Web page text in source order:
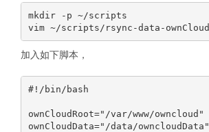
mkdir -p ~/scripts
加入如下脚本，
#!/bin/bash
ownCloudRoot="/var/www/owncloud"
ownCloudData="/data/owncloudData"